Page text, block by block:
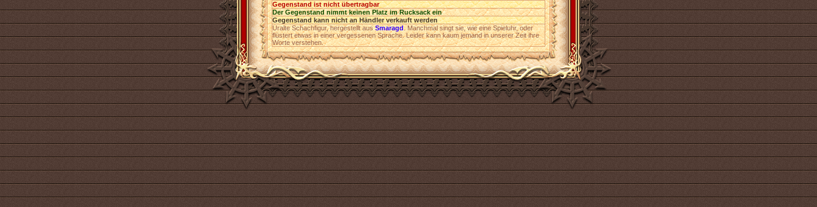
Gegenstand ist nicht übertragbar
Der Gegenstand nimmt keinen Platz im Rucksack ein
Gegenstand kann nicht an Händler verkauft werden
Uralte Schachfigur, hergestellt ausSmaragd. Manchmal singt sie, wie eine Spieluhr, oder
flüstert etwas in einer vergessenen Sprache. Leider kann kaum jemand in unserer Zeit ihre
Worte verstehen.